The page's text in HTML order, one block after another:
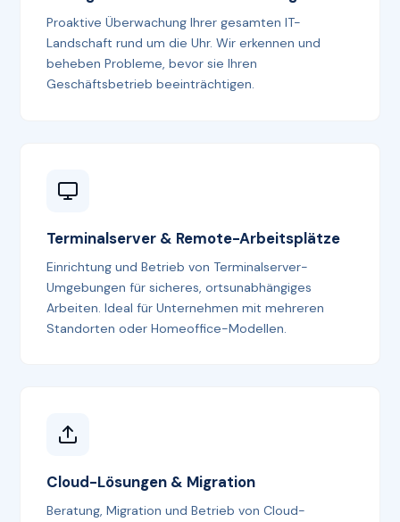
Proaktive Überwachung Ihrer gesamten IT-
Landschaft rund um die Uhr. Wir erkennen und
beheben Probleme, bevor sie Ihren
Geschäftsbetrieb beeinträchtigen.
Terminalserver & Remote-Arbeitsplätze
Einrichtung und Betrieb von Terminalserver-
Umgebungen für sicheres, ortsunabhängiges
Arbeiten. Ideal für Unternehmen mit mehreren
Standorten oder Homeoffice-Modellen.
Cloud-Lösungen & Migration
Beratung, Migration und Betrieb von Cloud-